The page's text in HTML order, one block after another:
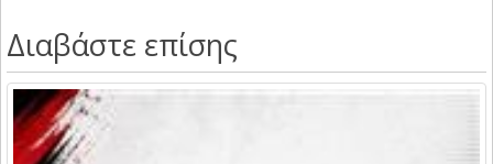
Διαβάστε επίσης